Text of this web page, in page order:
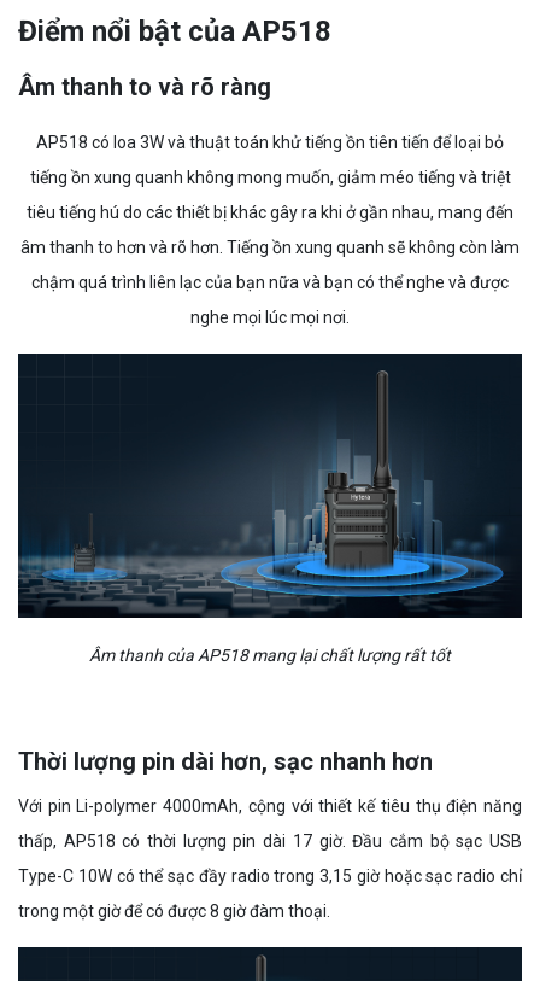
Điểm nổi bật của AP518
Âm thanh to và rõ ràng
AP518 có loa 3W và thuật toán khử tiếng ồn tiên tiến để loại bỏ
tiếng ồn xung quanh không mong muốn, giảm méo tiếng và triệt
tiêu tiếng hú do các thiết bị khác gây ra khi ở gần nhau, mang đến
âm thanh to hơn và rõ hơn. Tiếng ồn xung quanh sẽ không còn làm
chậm quá trình liên lạc của bạn nữa và bạn có thể nghe và được
nghe mọi lúc mọi nơi.
Âm thanh của AP518 mang lại chất lượng rất tốt
Thời lượng pin dài hơn, sạc nhanh hơn
Với pin Li-polymer 4000mAh, cộng với thiết kế tiêu thụ điện năng
thấp, AP518 có thời lượng pin dài 17 giờ. Đầu cắm bộ sạc USB
Type-C 10W có thể sạc đầy radio trong 3,15 giờ hoặc sạc radio chỉ
trong một giờ để có được 8 giờ đàm thoại.